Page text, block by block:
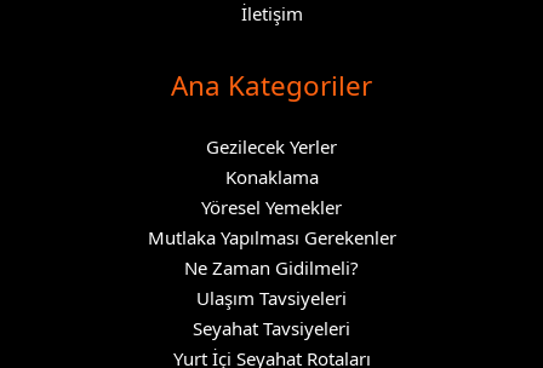
İletişim
Ana Kategoriler
Gezilecek Yerler
Konaklama
Yöresel Yemekler
Mutlaka Yapılması Gerekenler
Ne Zaman Gidilmeli?
Ulaşım Tavsiyeleri
Seyahat Tavsiyeleri
Yurt İçi Seyahat Rotaları